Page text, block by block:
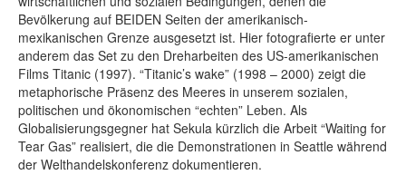
Bevölkerung auf BEIDEN Seiten der amerikanisch-
mexikanischen Grenze ausgesetzt ist. Hier fotografierte er unter
anderem das Set zu den Dreharbeiten des US-amerikanischen
Films Titanic (1997). “Titanic’s wake” (1998 – 2000) zeigt die
metaphorische Präsenz des Meeres in unserem sozialen,
politischen und ökonomischen “echten” Leben. Als
Globalisierungsgegner hat Sekula kürzlich die Arbeit “Waiting for
Tear Gas” realisiert, die die Demonstrationen in Seattle während
der Welthandelskonferenz dokumentieren.